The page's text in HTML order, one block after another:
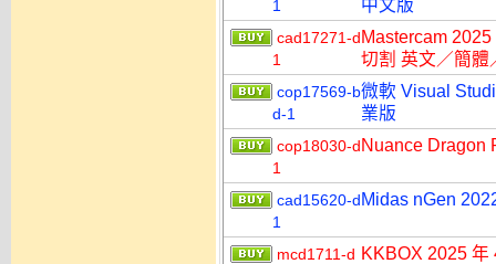
1
中文版
cad17271-d
1
Mastercam
切割 英文／簡體
cop17569-b
d-1
微軟 Visual
業版
cop18030-d
1
Nuance Dragon
cad15620-d
1
Midas nGen
mcd1711-d KKBOX 2025 年